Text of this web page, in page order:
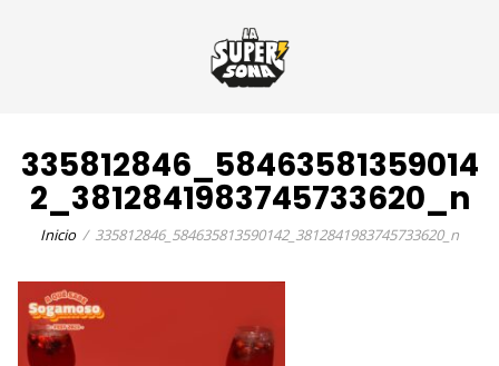
335812846_58463581359014
2_3812841983745733620_n
Inicio 335812846_584635813590142_3812841983745733620_n